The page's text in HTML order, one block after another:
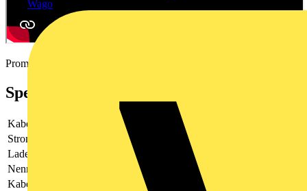
Wago
Promotional video
Spezifikationen
Kabeltyp
gerade
Stromart
AC 3-phasig
Lademodus
Mode 3
Nennstrom
Kabellänge